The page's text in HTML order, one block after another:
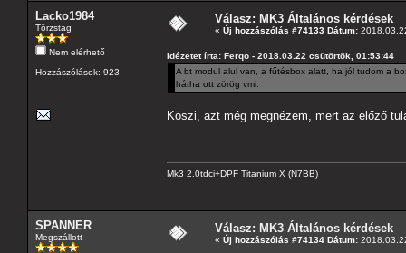
Lacko1984
Törzstag
Nem elérhető
Hozzászólások: 923
Válasz: MK3 Általános kérdések
« Új hozzászólás #74133 Dátum:
Idézetet írta: Ferqo - 2018.03.22 csütörtök, 01:53:44
A bt modul alul van, a fűtésbox alatt, ha jól tudom a
hátha ott zörög vmi.
Köszi, azt még megnézem, mert az előző
Mk3 2.0tdci+DPF Titanium X (N7BB)
SPANNER
Megszállott
Válasz: MK3 Általános kérdések
« Új hozzászólás #74134 Dátum: